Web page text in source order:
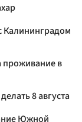
Калининградом
проживание в
8 августа
Южной